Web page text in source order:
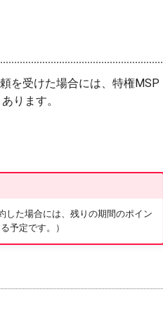
を受けた場合には、特権MSP
ります。
した場合には、残りの期間のポイン
予定です。）